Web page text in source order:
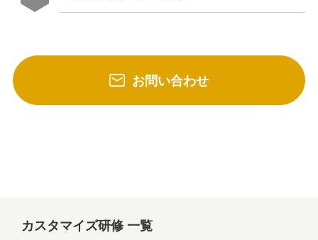
お問い合わせ
カスタマイズ研修 一覧